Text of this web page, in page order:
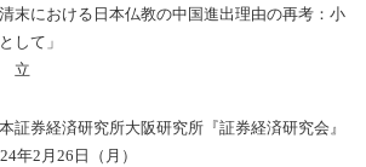
における日本仏教の中国進出理由の再考：小
して」
立
証券経済研究所大阪研究所『証券経済研究会』
26日（月）